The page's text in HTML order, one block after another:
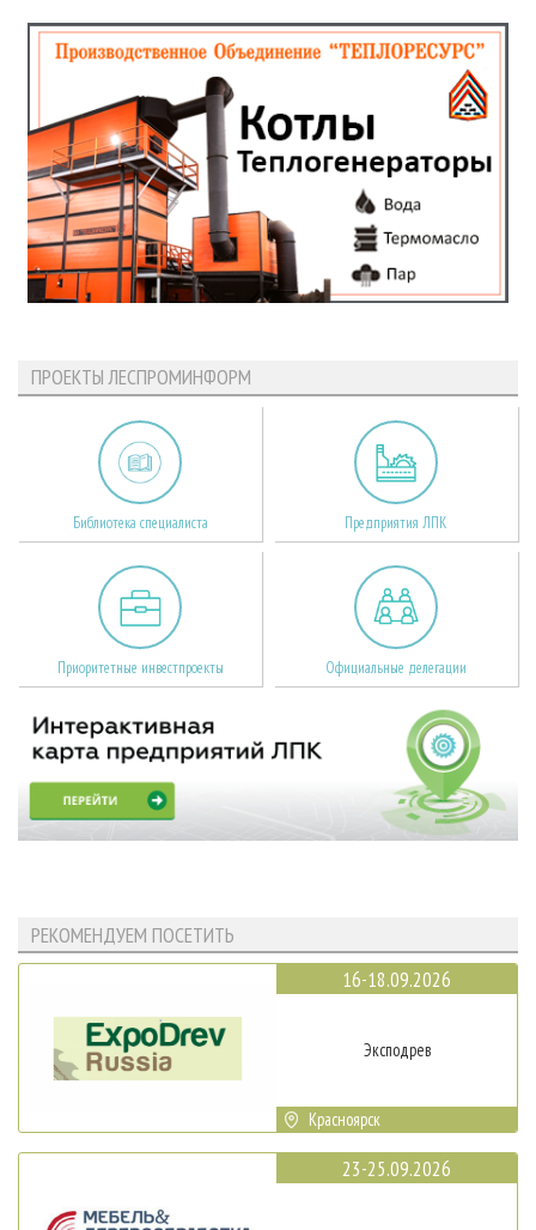
ПРОЕКТЫ ЛЕСПРОМИНФОРМ
Библиотека специалиста Предприятия ЛПК
Приоритетные инвестпроекты Официальные делегации
РЕКОМЕНДУЕМ ПОСЕТИТЬ
16-18.09.2026
Эксподрев
Красноярск
23-25.09.2026